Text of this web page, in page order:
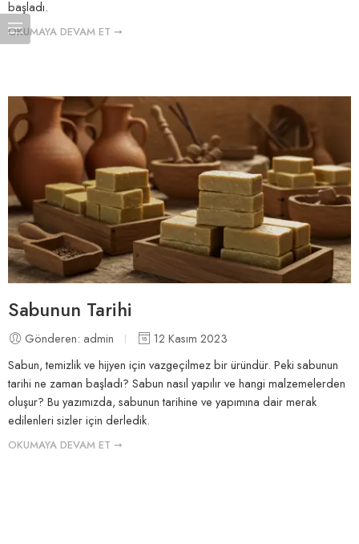
başladı.
OKUMAYA DEVAM ET ➞
Sabunun Tarihi
Gönderen: admin
12 Kasım 2023
Sabun, temizlik ve hijyen için vazgeçilmez bir üründür. Peki sabunun
tarihi ne zaman başladı? Sabun nasıl yapılır ve hangi malzemelerden
oluşur? Bu yazımızda, sabunun tarihine ve yapımına dair merak
edilenleri sizler için derledik.
OKUMAYA DEVAM ET ➞